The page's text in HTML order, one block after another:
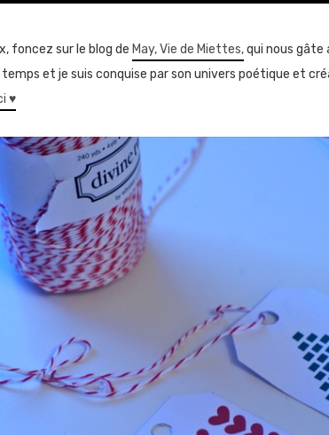
foncez sur le blog de May, Vie de Miettes,qui nous gâte
temps et je suis conquise par son univers poétique et
♥